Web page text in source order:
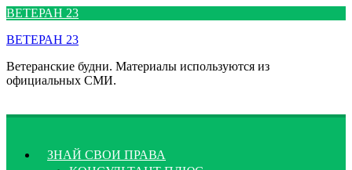
Перейти
содержимому
ВЕТЕРАН 23
ВЕТЕРАН 23
Ветеранские будни. Материалы используются из
официальных СМИ.
ЗНАЙ СВОИ ПРАВА